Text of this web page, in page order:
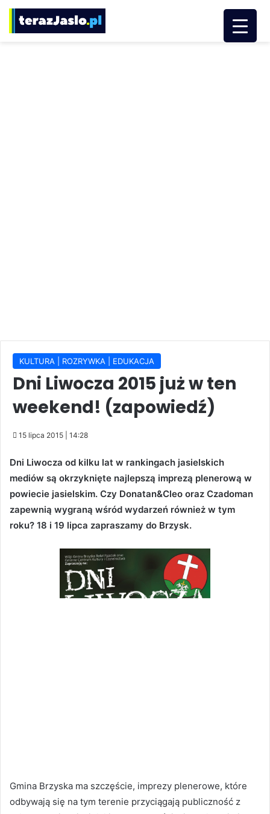
KULTURA | ROZRYWKA | EDUKACJA
Dni Liwocza 2015 już w ten
weekend! (zapowiedź)
15 lipca 2015 | 14:28
Dni Liwocza od kilku lat w rankingach jasielskich
mediów są okrzyknięte najlepszą imprezą plenerową w
powiecie jasielskim. Czy Donatan&Cleo oraz Czadoman
zapewnią wygraną wśród wydarzeń również w tym
roku? 18 i 19 lipca zapraszamy do Brzysk.
Gmina Brzyska ma szczęście, imprezy plenerowe, które
odbywają się na tym terenie przyciągają publiczność z